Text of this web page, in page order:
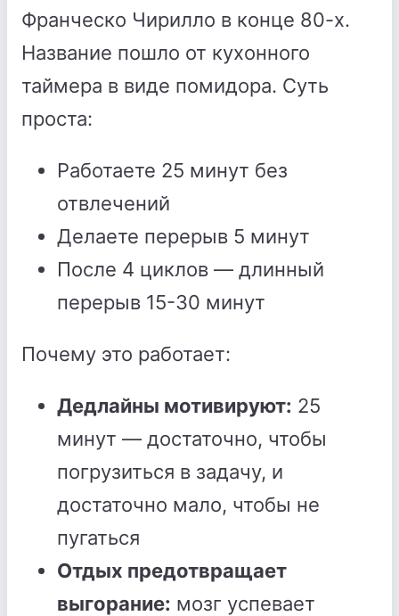
Франческо Чирилло в конце 80-х.
Название пошло от кухонного
таймера в виде помидора. Суть
проста:
Работаете 25 минут без
отвлечений
Делаете перерыв 5 минут
После 4 циклов — длинный
перерыв 15-30 минут
Почему это работает:
Дедлайны мотивируют: 25
минут — достаточно, чтобы
погрузиться в задачу, и
достаточно мало, чтобы не
пугаться
Отдых предотвращает
выгорание: мозг успевает